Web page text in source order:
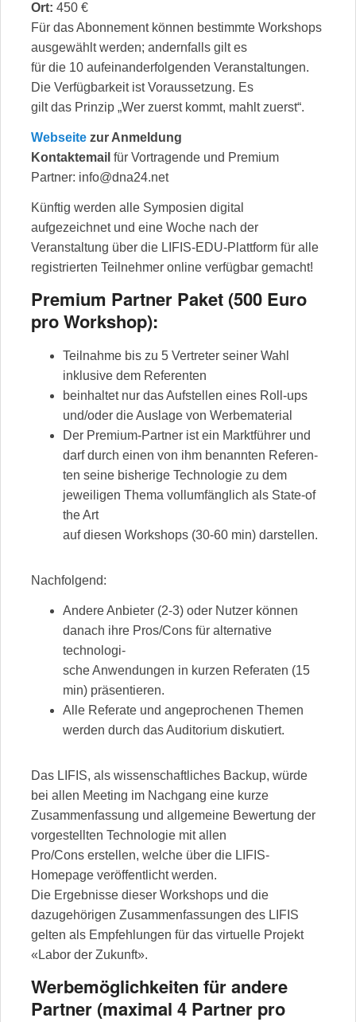
Ort: 450 €
Für das Abonnement können bestimmte Workshops
ausgewählt werden; andernfalls gilt es
für die 10 aufeinanderfolgenden Veranstaltungen.
Die Verfügbarkeit ist Voraussetzung. Es
gilt das Prinzip „Wer zuerst kommt, mahlt zuerst“.
Webseite zur Anmeldung
Kontaktemail für Vortragende und Premium
Partner: info@dna24.net
Künftig werden alle Symposien digital
aufgezeichnet und eine Woche nach der
Veranstaltung über die LIFIS-EDU-Plattform für alle
registrierten Teilnehmer online verfügbar gemacht!
Premium Partner Paket (500 Euro
pro Workshop):
Teilnahme bis zu 5 Vertreter seiner Wahl
inklusive dem Referenten
beinhaltet nur das Aufstellen eines Roll-ups
und/oder die Auslage von Werbematerial
Der Premium-Partner ist ein Marktführer und
darf durch einen von ihm benannten Referen-
ten seine bisherige Technologie zu dem
jeweiligen Thema vollumfänglich als State-of
the Art
auf diesen Workshops (30-60 min) darstellen.
Nachfolgend:
Andere Anbieter (2-3) oder Nutzer können
danach ihre Pros/Cons für alternative
technologi-
sche Anwendungen in kurzen Referaten (15
min) präsentieren.
Alle Referate und angeprochenen Themen
werden durch das Auditorium diskutiert.
Das LIFIS, als wissenschaftliches Backup, würde
bei allen Meeting im Nachgang eine kurze
Zusammenfassung und allgemeine Bewertung der
vorgestellten Technologie mit allen
Pro/Cons erstellen, welche über die LIFIS-
Homepage veröffentlicht werden.
Die Ergebnisse dieser Workshops und die
dazugehörigen Zusammenfassungen des LIFIS
gelten als Empfehlungen für das virtuelle Projekt
«Labor der Zukunft».
Werbemöglichkeiten für andere
Partner (maximal 4 Partner pro